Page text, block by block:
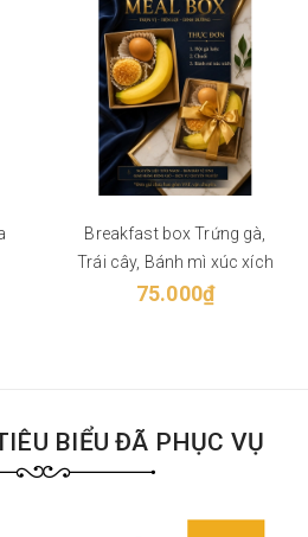
Breakfast box Trứng gà,
Trái cây, Bánh mì xúc xích
75.000₫
BIỂU ĐÃ PHỤC VỤ